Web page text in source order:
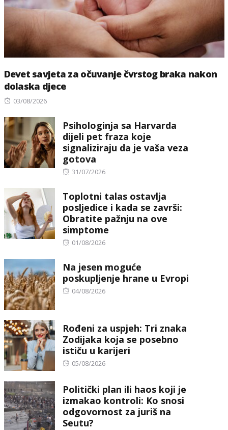
Devet savjeta za očuvanje čvrstog braka nakon
dolaska djece
Posted
03/08/2026
Psihologinja sa Harvarda
dijeli pet fraza koje
signaliziraju da je vaša veza
gotova
Posted
31/07/2026
Toplotni talas ostavlja
posljedice i kada se završi:
Obratite pažnju na ove
simptome
Posted
01/08/2026
Na jesen moguće
poskupljenje hrane u Evropi
Posted
04/08/2026
Rođeni za uspjeh: Tri znaka
Zodijaka koja se posebno
ističu u karijeri
Posted
05/08/2026
Politički plan ili haos koji je
izmakao kontroli: Ko snosi
odgovornost za juriš na
Seutu?